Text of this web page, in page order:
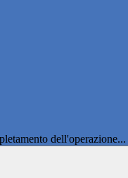
dell'operazione...